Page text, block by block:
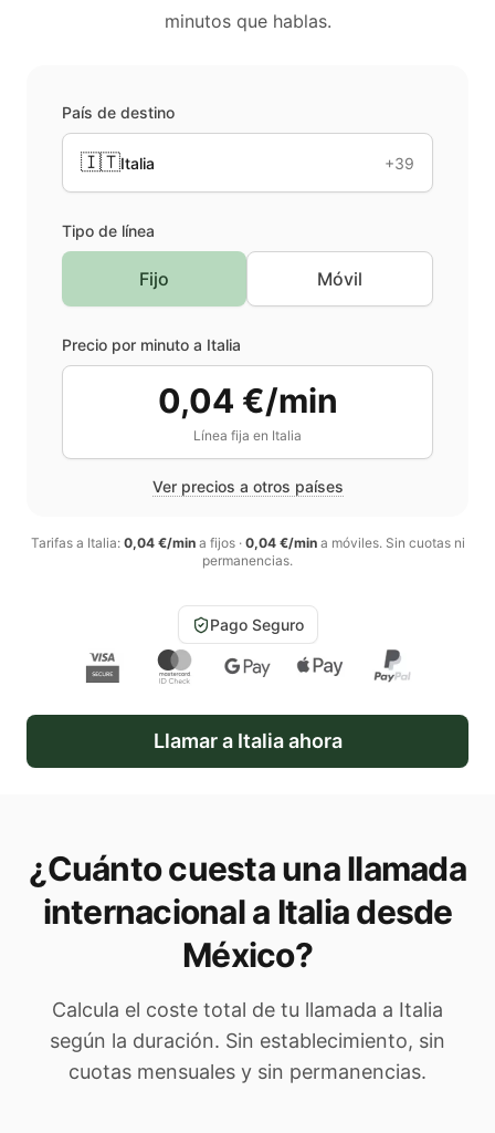
minutos que hablas.
País de destino
🇮🇹Italia +39
Tipo de línea
Fijo Móvil
Precio por minuto a Italia
0,04 €/min
Línea fija en Italia
Ver precios a otros países
Tarifas a Italia: 0,04 €/mina fijos· 0,04 €/mina móviles. Sin cuotas ni
permanencias.
Pago Seguro
Llamar a Italiaahora
¿Cuánto cuesta una llamada
internacional a Italiadesde
México?
Calcula el coste total de tu llamada a Italia
según la duración. Sin establecimiento, sin
cuotas mensuales y sin permanencias.